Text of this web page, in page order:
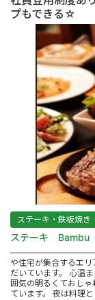
プもできる☆
ステーキ・鉄板焼き
ステーキ Bambu
や住宅が集合するエ
だいています。 心温
囲気の明るくておし
ています。 夜は料理